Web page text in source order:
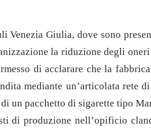
Giulia, dove sono
la riduzione degli
di acclarare che la
mediante un’articolata rete
pacchetto di sigarette tipo
produzione nell’opificio